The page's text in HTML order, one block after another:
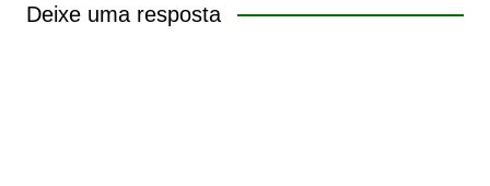
Deixe uma resposta